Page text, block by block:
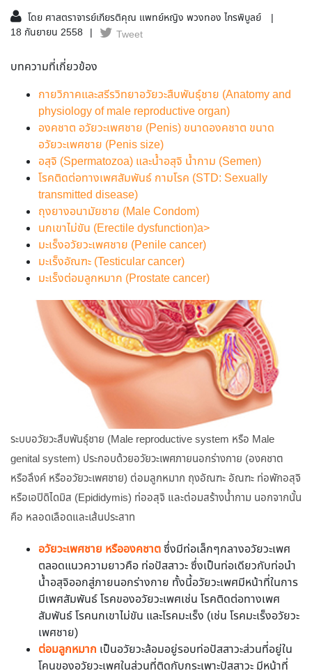
โดย ศาสตราจารย์เกียรติคุณ แพทย์หญิง พวงทอง ไกรพิบูลย์
18 กันยายน 2558
Tweet
บทความที่เกี่ยวข้อง
กายวิภาคและสรีรวิทยาอวัยวะสืบพันธุ์ชาย (Anatomy and
physiology of male reproductive organ)
องคชาต อวัยวะเพศชาย (Penis) ขนาดองคชาต ขนาด
อวัยวะเพศชาย (Penis size)
อสุจิ (Spermatozoa) และน้ำอสุจิ น้ำกาม (Semen)
โรคติดต่อทางเพศสัมพันธ์ กามโรค (STD: Sexually
transmitted disease)
ถุงยางอนามัยชาย (Male Condom)
นกเขาไม่ขัน (Erectile dysfunction)a>
มะเร็งอวัยวะเพศชาย (Penile cancer)
มะเร็งอัณฑะ (Testicular cancer)
มะเร็งต่อมลูกหมาก (Prostate cancer)
ระบบอวัยวะสืบพันธุ์ชาย (Male reproductive system หรือ Male
genital system) ประกอบด้วยอวัยวะเพศภายนอกร่างกาย (องคชาต
หรือลึงค์ หรืออวัยวะเพศชาย) ต่อมลูกหมาก ถุงอัณฑะ อัณฑะ ท่อพักอสุจิ
หรือเอปิดิไดมิส (Epididymis) ท่ออสุจิ และต่อมสร้างน้ำกาม นอกจากนั้น
คือ หลอดเลือดและเส้นประสาท
อวัยวะเพศชาย หรือองคชาตซึ่งมีท่อเล็กๆกลางอวัยวะเพศ
ตลอดแนวความยาวคือ ท่อปัสสาวะ ซึ่งเป็นท่อเดียวกับท่อนำ
น้ำอสุจิออกสู่ภายนอกร่างกาย ทั้งนี้อวัยวะเพศมีหน้าที่ในการ
มีเพศสัมพันธ์ โรคของอวัยวะเพศเช่น โรคติดต่อทางเพศ
สัมพันธ์ โรคนกเขาไม่ขัน และโรคมะเร็ง (เช่น โรคมะเร็งอวัยวะ
เพศชาย)
ต่อมลูกหมาก เป็นอวัยวะล้อมอยู่รอบท่อปัสสาวะส่วนที่อยู่ใน
โคนของอวัยวะเพศในส่วนที่ติดกับกระเพาะปัสสาวะ มีหน้าที่